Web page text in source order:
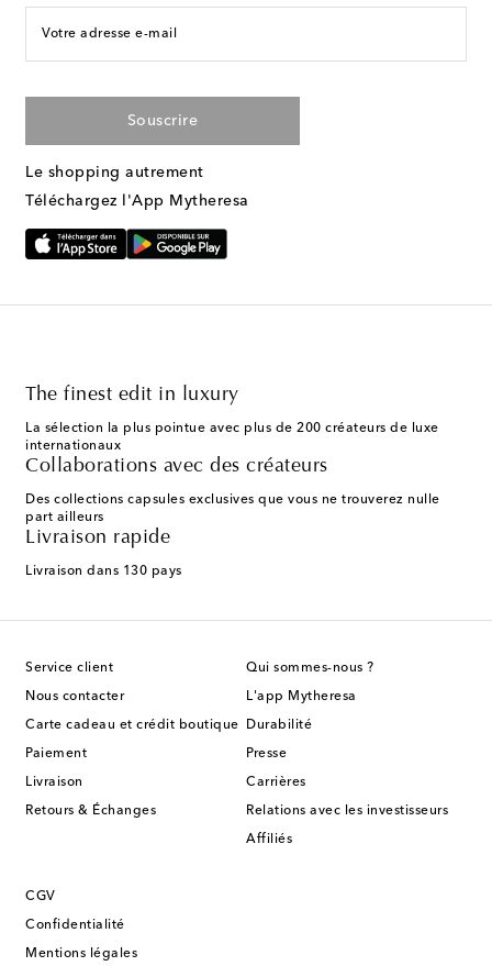
Votre adresse e-mail
Souscrire
Le shopping autrement
Téléchargez l'App Mytheresa
The finest edit in luxury
La sélection la plus pointue avec plus de 200 créateurs de luxe
internationaux
Collaborations avec des créateurs
Des collections capsules exclusives que vous ne trouverez nulle
part ailleurs
Livraison rapide
Livraison dans 130 pays
Service client
Nous contacter
Carte cadeau et crédit boutique
Paiement
Livraison
Retours & Échanges
Qui sommes-nous ?
L'app Mytheresa
Durabilité
Presse
Carrières
Relations avec les investisseurs
Affiliés
CGV
Confidentialité
Mentions légales